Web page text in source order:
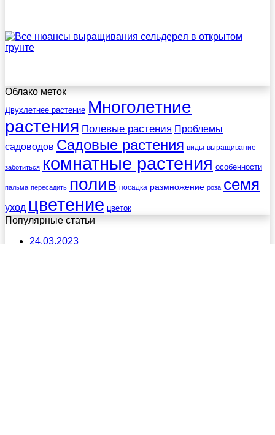
Облако меток
Двухлетнее растение Многолетние
растения Полевые растения Проблемы
садоводов Садовые растения виды выращивание
заботиться комнатные растения особенности
пальма пересадить полив посадка размножение роза семя
уход цветение цветок
Популярные статьи
24.03.2023